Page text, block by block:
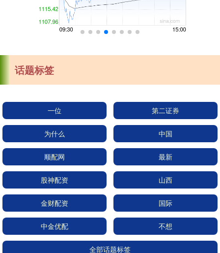
话题标签
一位 第二证券
为什么 中国
顺配网 最新
股神配资 山西
金财配资 国际
中金优配 不想
全部话题标签